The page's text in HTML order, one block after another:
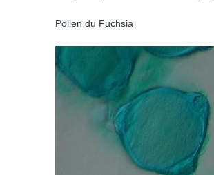
Pollen du Fuchsia